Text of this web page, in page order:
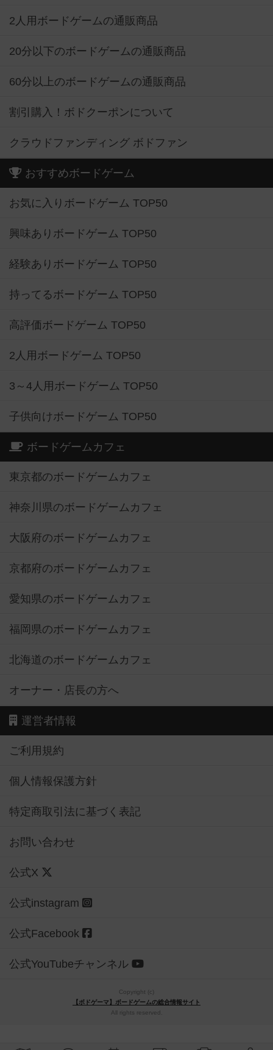
2人用ボードゲームの通販商品
20分以下のボードゲームの通販商品
60分以上のボードゲームの通販商品
割引購入！ボドクーポンについて
クラウドファンディング ボドファン
おすすめボードゲーム
お気に入りボードゲーム TOP50
興味ありボードゲーム TOP50
経験ありボードゲーム TOP50
持ってるボードゲーム TOP50
高評価ボードゲーム TOP50
2人用ボードゲーム TOP50
3～4人用ボードゲーム TOP50
子供向けボードゲーム TOP50
ボードゲームカフェ
東京都のボードゲームカフェ
神奈川県のボードゲームカフェ
大阪府のボードゲームカフェ
京都府のボードゲームカフェ
愛知県のボードゲームカフェ
福岡県のボードゲームカフェ
北海道のボードゲームカフェ
オーナー・店長の方へ
運営者情報
ご利用規約
個人情報保護方針
特定商取引法に基づく表記
お問い合わせ
公式X
公式instagram
公式Facebook
公式YouTubeチャンネル
Copyright (c)
【ボドゲーマ】ボードゲームの総合情報サイト
All rights reserved.